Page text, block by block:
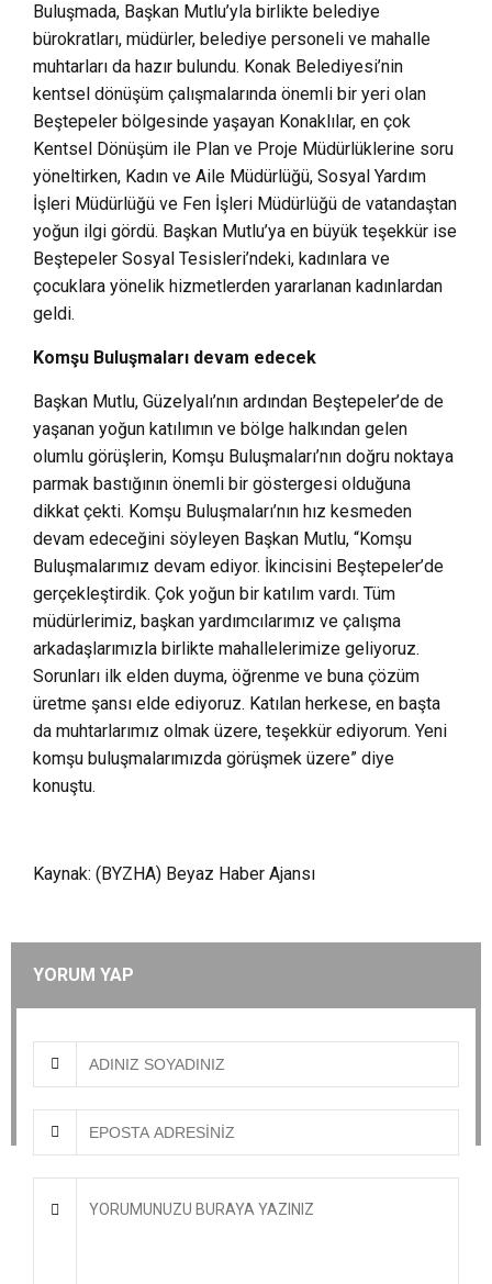
Buluşmada, Başkan Mutlu’yla birlikte belediye
bürokratları, müdürler, belediye personeli ve mahalle
muhtarları da hazır bulundu. Konak Belediyesi’nin
kentsel dönüşüm çalışmalarında önemli bir yeri olan
Beştepeler bölgesinde yaşayan Konaklılar, en çok
Kentsel Dönüşüm ile Plan ve Proje Müdürlüklerine soru
yöneltirken, Kadın ve Aile Müdürlüğü, Sosyal Yardım
İşleri Müdürlüğü ve Fen İşleri Müdürlüğü de vatandaştan
yoğun ilgi gördü. Başkan Mutlu’ya en büyük teşekkür ise
Beştepeler Sosyal Tesisleri’ndeki, kadınlara ve
çocuklara yönelik hizmetlerden yararlanan kadınlardan
geldi.
Komşu Buluşmaları devam edecek
Başkan Mutlu, Güzelyalı’nın ardından Beştepeler’de de
yaşanan yoğun katılımın ve bölge halkından gelen
olumlu görüşlerin, Komşu Buluşmaları’nın doğru noktaya
parmak bastığının önemli bir göstergesi olduğuna
dikkat çekti. Komşu Buluşmaları’nın hız kesmeden
devam edeceğini söyleyen Başkan Mutlu, “Komşu
Buluşmalarımız devam ediyor. İkincisini Beştepeler’de
gerçekleştirdik. Çok yoğun bir katılım vardı. Tüm
müdürlerimiz, başkan yardımcılarımız ve çalışma
arkadaşlarımızla birlikte mahallelerimize geliyoruz.
Sorunları ilk elden duyma, öğrenme ve buna çözüm
üretme şansı elde ediyoruz. Katılan herkese, en başta
da muhtarlarımız olmak üzere, teşekkür ediyorum. Yeni
komşu buluşmalarımızda görüşmek üzere” diye
konuştu.
Kaynak: (BYZHA) Beyaz Haber Ajansı
YORUM YAP